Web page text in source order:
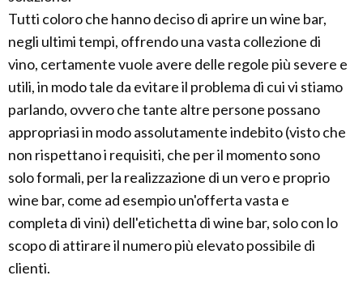
Tutti coloro che hanno deciso di aprire un wine bar,
negli ultimi tempi, offrendo una vasta collezione di
vino, certamente vuole avere delle regole più severe e
utili, in modo tale da evitare il problema di cui vi stiamo
parlando, ovvero che tante altre persone possano
appropriasi in modo assolutamente indebito (visto che
non rispettano i requisiti, che per il momento sono
solo formali, per la realizzazione di un vero e proprio
wine bar, come ad esempio un'offerta vasta e
completa di vini) dell'etichetta di wine bar, solo con lo
scopo di attirare il numero più elevato possibile di
clienti.